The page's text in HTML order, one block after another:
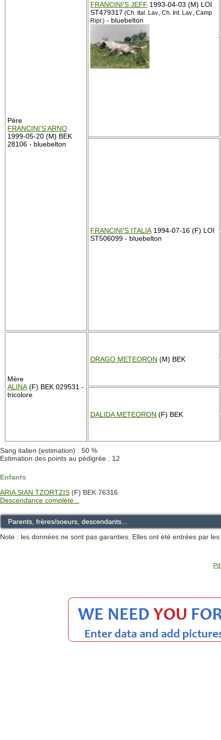
Père
FRANCINI'S ARNO
1999-05-20 (M) BEK
28106 - bluebelton
FRANCINI'S JEFF 1993-04-03 (M) LOI
ST479317 (Ch. Ital. Lav., Ch. Int. Lav., Camp.
Ripr.) - bluebelton
FRANCINI'S ITALIA 1994-07-16 (F) LOI
ST506099 - bluebelton
Mère
ALINA (F) BEK 029531 -
tricolore
DRAGO METEORON (M) BEK
DALIDA METEORON (F) BEK
Sang italien (estimation) : 50 %
Estimation des points au pédigrée : 12
Enfants
ARIA SIAN TZORTZIS (F) BEK 76316
Descendance complète...
Parents, frères/soeurs, descendants...
Note : les données ne sont pas garanties. Elles ont été entrées par